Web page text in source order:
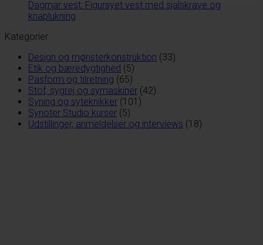
Dagmar vest: Figursyet vest med sjalskrave og
knaplukning
Kategorier
Design og mønsterkonstruktion (33)
Etik og bæredygtighed (5)
Pasform og tilretning (65)
Stof, sygrej og symaskiner (42)
Syning og syteknikker (101)
Synoter Studio kurser (5)
Udstillinger, anmeldelser og interviews (18)